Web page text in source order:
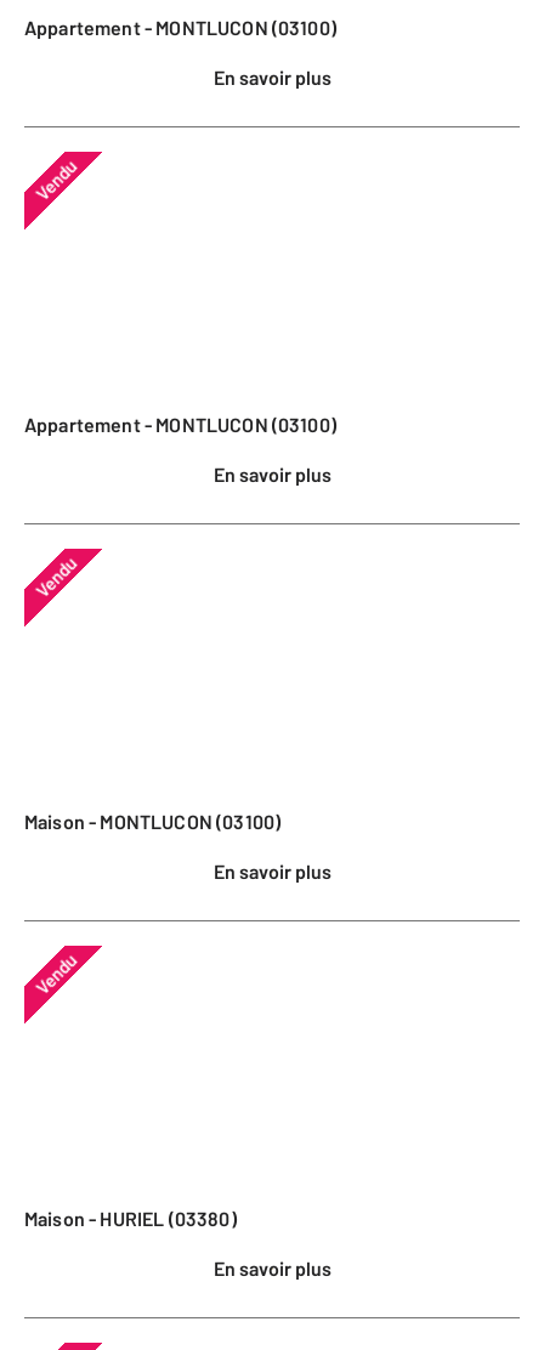
Appartement - MONTLUCON (03100)
En savoir plus
Vendu
Appartement - MONTLUCON (03100)
En savoir plus
Vendu
Maison - MONTLUCON (03100)
En savoir plus
Vendu
Maison - HURIEL (03380)
En savoir plus